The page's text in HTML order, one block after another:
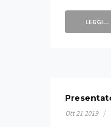
LEGGI...
Ott212019